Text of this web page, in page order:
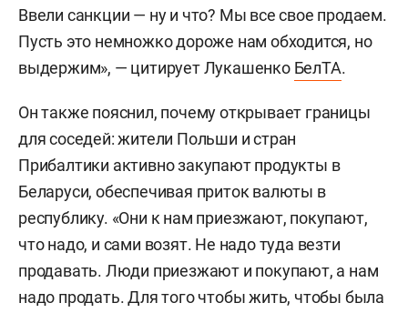
Ввели санкции — ну и что? Мы все свое продаем.
Пусть это немножко дороже нам обходится, но
выдержим», — цитирует Лукашенко БелТА.
Он также пояснил, почему открывает границы
для соседей: жители Польши и стран
Прибалтики активно закупают продукты в
Беларуси, обеспечивая приток валюты в
республику. «Они к нам приезжают, покупают,
что надо, и сами возят. Не надо туда везти
продавать. Люди приезжают и покупают, а нам
надо продать. Для того чтобы жить, чтобы была